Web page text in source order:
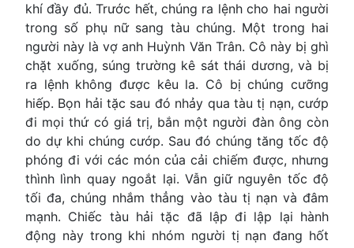
khí đầy đủ. Trước hết, chúng ra lệnh cho hai người
trong số phụ nữ sang tàu chúng. Một trong hai
người này là vợ anh Huỳnh Văn Trân. Cô này bị ghì
chặt xuống, súng trường kê sát thái dương, và bị
ra lệnh không được kêu la. Cô bị chúng cưỡng
hiếp. Bọn hải tặc sau đó nhảy qua tàu tị nạn, cướp
đi mọi thứ có giá trị, bắn một người đàn ông còn
do dự khi chúng cướp. Sau đó chúng tăng tốc độ
phóng đi với các món của cải chiếm được, nhưng
thình lình quay ngoắt lại. Vẫn giữ nguyên tốc độ
tối đa, chúng nhắm thẳng vào tàu tị nạn và đâm
mạnh. Chiếc tàu hải tặc đã lập đi lập lại hành
động này trong khi nhóm người tị nạn đang hốt